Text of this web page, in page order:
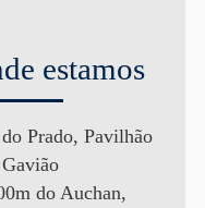
estamos
Prado, Pavilhão
do Auchan,